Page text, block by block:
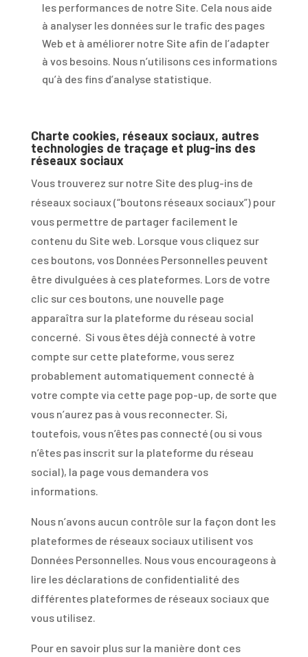
les performances de notre Site. Cela nous aide
à analyser les données sur le trafic des pages
Web et à améliorer notre Site afin de l’adapter
à vos besoins. Nous n’utilisons ces informations
qu’à des fins d’analyse statistique.
Charte cookies, réseaux sociaux, autres
technologies de traçage et plug-ins des
réseaux sociaux
Vous trouverez sur notre Site des plug-ins de
réseaux sociaux (“boutons réseaux sociaux”) pour
vous permettre de partager facilement le
contenu du Site web. Lorsque vous cliquez sur
ces boutons, vos Données Personnelles peuvent
être divulguées à ces plateformes. Lors de votre
clic sur ces boutons, une nouvelle page
apparaîtra sur la plateforme du réseau social
concerné. Si vous êtes déjà connecté à votre
compte sur cette plateforme, vous serez
probablement automatiquement connecté à
votre compte via cette page pop-up, de sorte que
vous n’aurez pas à vous reconnecter. Si,
toutefois, vous n’êtes pas connecté (ou si vous
n’êtes pas inscrit sur la plateforme du réseau
social), la page vous demandera vos
informations.
Nous n’avons aucun contrôle sur la façon dont les
plateformes de réseaux sociaux utilisent vos
Données Personnelles. Nous vous encourageons à
lire les déclarations de confidentialité des
différentes plateformes de réseaux sociaux que
vous utilisez.
Pour en savoir plus sur la manière dont ces